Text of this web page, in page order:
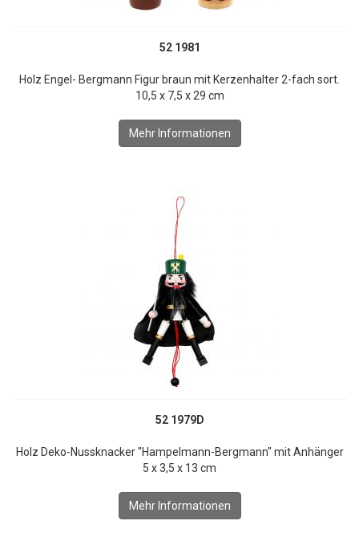
52 1981
Holz Engel- Bergmann Figur braun mit Kerzenhalter 2-fach sort.
10,5 x 7,5 x 29 cm
Mehr Informationen
52 1979D
Holz Deko-Nussknacker "Hampelmann-Bergmann" mit Anhänger
5 x 3,5 x 13 cm
Mehr Informationen